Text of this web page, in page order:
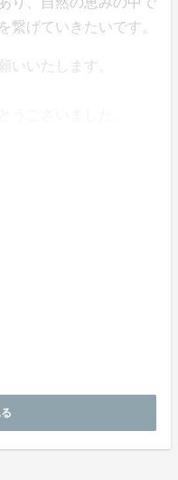
繋げていきたいです。
いいたします。